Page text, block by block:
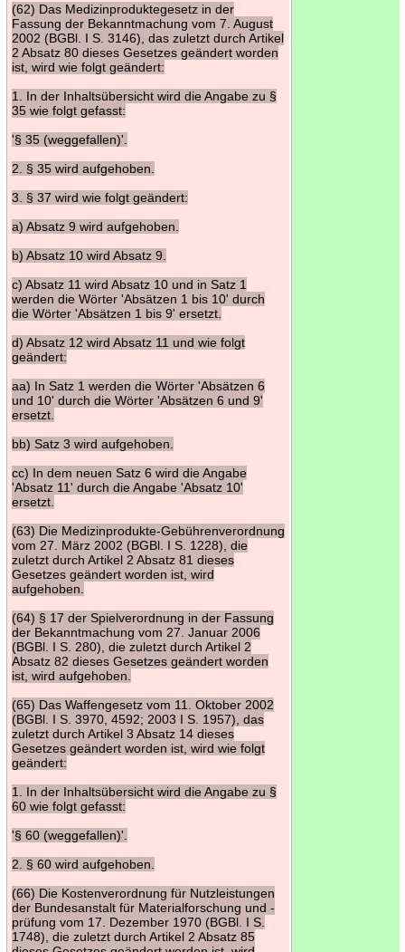
(62) Das Medizinproduktegesetz in der
Fassung der Bekanntmachung vom 7. August
2002 (BGBl. I S. 3146), das zuletzt durch Artikel
2 Absatz 80 dieses Gesetzes geändert worden
ist, wird wie folgt geändert:
1. In der Inhaltsübersicht wird die Angabe zu §
35 wie folgt gefasst:
'§ 35 (weggefallen)'.
2. § 35 wird aufgehoben.
3. § 37 wird wie folgt geändert:
a) Absatz 9 wird aufgehoben.
b) Absatz 10 wird Absatz 9.
c) Absatz 11 wird Absatz 10 und in Satz 1
werden die Wörter 'Absätzen 1 bis 10' durch
die Wörter 'Absätzen 1 bis 9' ersetzt.
d) Absatz 12 wird Absatz 11 und wie folgt
geändert:
aa) In Satz 1 werden die Wörter 'Absätzen 6
und 10' durch die Wörter 'Absätzen 6 und 9'
ersetzt.
bb) Satz 3 wird aufgehoben.
cc) In dem neuen Satz 6 wird die Angabe
'Absatz 11' durch die Angabe 'Absatz 10'
ersetzt.
(63) Die Medizinprodukte-Gebührenverordnung
vom 27. März 2002 (BGBl. I S. 1228), die
zuletzt durch Artikel 2 Absatz 81 dieses
Gesetzes geändert worden ist, wird
aufgehoben.
(64) § 17 der Spielverordnung in der Fassung
der Bekanntmachung vom 27. Januar 2006
(BGBl. I S. 280), die zuletzt durch Artikel 2
Absatz 82 dieses Gesetzes geändert worden
ist, wird aufgehoben.
(65) Das Waffengesetz vom 11. Oktober 2002
(BGBl. I S. 3970, 4592; 2003 I S. 1957), das
zuletzt durch Artikel 3 Absatz 14 dieses
Gesetzes geändert worden ist, wird wie folgt
geändert:
1. In der Inhaltsübersicht wird die Angabe zu §
60 wie folgt gefasst:
'§ 60 (weggefallen)'.
2. § 60 wird aufgehoben.
(66) Die Kostenverordnung für Nutzleistungen
der Bundesanstalt für Materialforschung und -
prüfung vom 17. Dezember 1970 (BGBl. I S.
1748), die zuletzt durch Artikel 2 Absatz 85